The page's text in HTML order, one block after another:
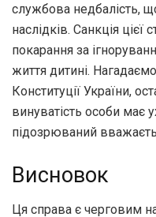
службова недбалість,
наслідків. Санкція цієї
покарання за
життя дитині.
Конституції України,
винуватість особи має
підозрюваний
Висновок
Ця справа є черговим